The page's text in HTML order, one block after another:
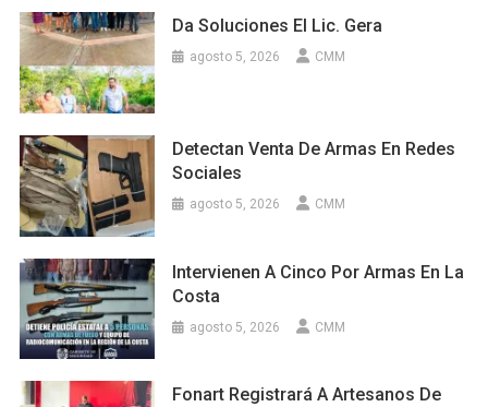
Da Soluciones El Lic. Gera
agosto 5, 2026 CMM
Detectan Venta De Armas En Redes
Sociales
agosto 5, 2026 CMM
Intervienen A Cinco Por Armas En La
Costa
agosto 5, 2026 CMM
Fonart Registrará A Artesanos De